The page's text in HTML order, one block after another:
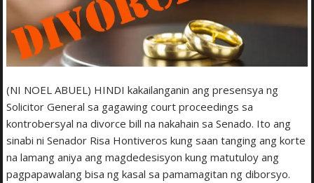
(NI NOEL ABUEL) HINDI kakailanganin ang presensya ng
Solicitor General sa gagawing court proceedings sa
kontrobersyal na divorce bill na nakahain sa Senado. Ito ang
sinabi ni Senador Risa Hontiveros kung saan tanging ang korte
na lamang aniya ang magdedesisyon kung matutuloy ang
pagpapawalang bisa ng kasal sa pamamagitan ng diborsyo.